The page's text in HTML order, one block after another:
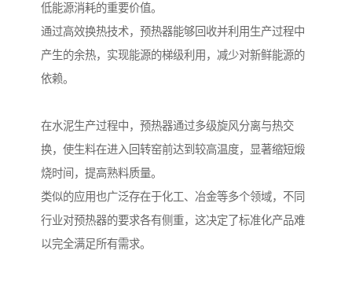
低能源消耗的重要价值。
通过高效换热技术，预热器能够回收并利用生产过程中
产生的余热，实现能源的梯级利用，减少对新鲜能源的
依赖。
在水泥生产过程中，预热器通过多级旋风分离与热交
换，使生料在进入回转窑前达到较高温度，显著缩短煅
烧时间，提高熟料质量。
类似的应用也广泛存在于化工、冶金等多个领域，不同
行业对预热器的要求各有侧重，这决定了标准化产品难
以完全满足所有需求。